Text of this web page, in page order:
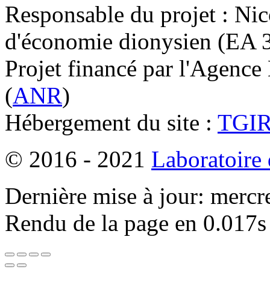
Responsable du projet :
d'économie dionysien
Projet financé par l'Agence
(ANR)
Hébergement du site :
© 2016 - 2021 Laboratoire
Dernière mise à jour:
Rendu de la page en 0.017s